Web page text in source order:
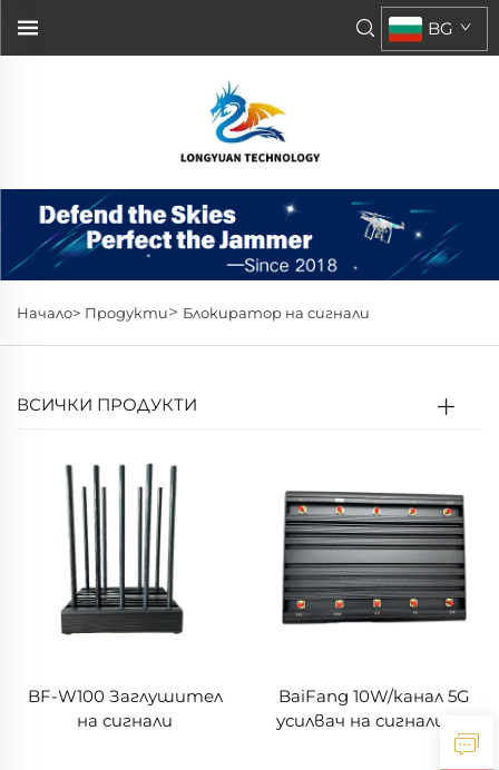
BG
Начало> Продукти> Блокиратор на сигнали
ВСИЧКИ ПРОДУКТИ
BF-W100 Заглушител
на сигнали
BaiFang 10W/канал 5G
усилвач на сигналите